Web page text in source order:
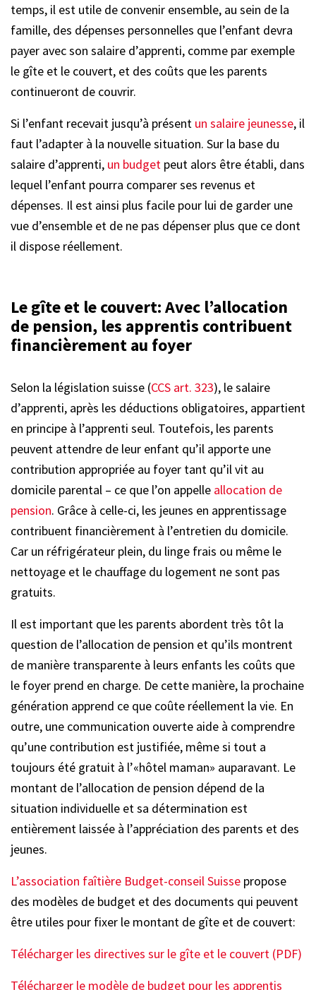
temps, il est utile de convenir ensemble, au sein de la
famille, des dépenses personnelles que l’enfant devra
payer avec son salaire d’apprenti, comme par exemple
le gîte et le couvert, et des coûts que les parents
continueront de couvrir.
Si l’enfant recevait jusqu’à présent un salaire jeunesse, il
faut l’adapter à la nouvelle situation. Sur la base du
salaire d’apprenti, un budget peut alors être établi, dans
lequel l’enfant pourra comparer ses revenus et
dépenses. Il est ainsi plus facile pour lui de garder une
vue d’ensemble et de ne pas dépenser plus que ce dont
il dispose réellement.
Le gîte et le couvert: Avec l’allocation
de pension, les apprentis contribuent
financièrement au foyer
Selon la législation suisse (CCS art. 323), le salaire
d’apprenti, après les déductions obligatoires, appartient
en principe à l’apprenti seul. Toutefois, les parents
peuvent attendre de leur enfant qu’il apporte une
contribution appropriée au foyer tant qu’il vit au
domicile parental – ce que l’on appelle allocation de
pension. Grâce à celle-ci, les jeunes en apprentissage
contribuent financièrement à l’entretien du domicile.
Car un réfrigérateur plein, du linge frais ou même le
nettoyage et le chauffage du logement ne sont pas
gratuits.
Il est important que les parents abordent très tôt la
question de l’allocation de pension et qu’ils montrent
de manière transparente à leurs enfants les coûts que
le foyer prend en charge. De cette manière, la prochaine
génération apprend ce que coûte réellement la vie. En
outre, une communication ouverte aide à comprendre
qu’une contribution est justifiée, même si tout a
toujours été gratuit à l’«hôtel maman» auparavant. Le
montant de l’allocation de pension dépend de la
situation individuelle et sa détermination est
entièrement laissée à l’appréciation des parents et des
jeunes.
L’association faîtière Budget-conseil Suisse propose
des modèles de budget et des documents qui peuvent
être utiles pour fixer le montant de gîte et de couvert:
Télécharger les directives sur le gîte et le couvert (PDF)
Télécharger le modèle de budget pour les apprentis